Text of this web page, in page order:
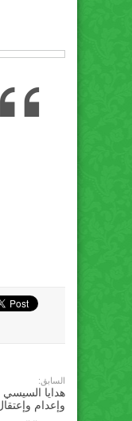
السابق:
هدايا
وإعدام